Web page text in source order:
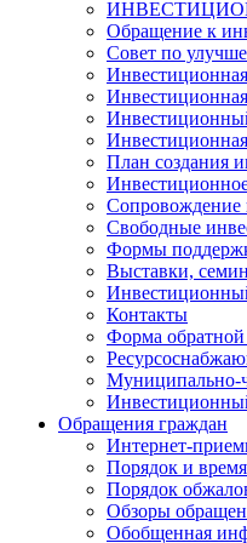
Обращение к
Совет по
План создания
Инвестиционное
Сопровождение
Свободные
Формы
Выставки,
Контакты
Форма обратной
Муниципально-
Обращения граждан
Интернет-
Порядок и
Порядок
Обзоры
Обобщенная